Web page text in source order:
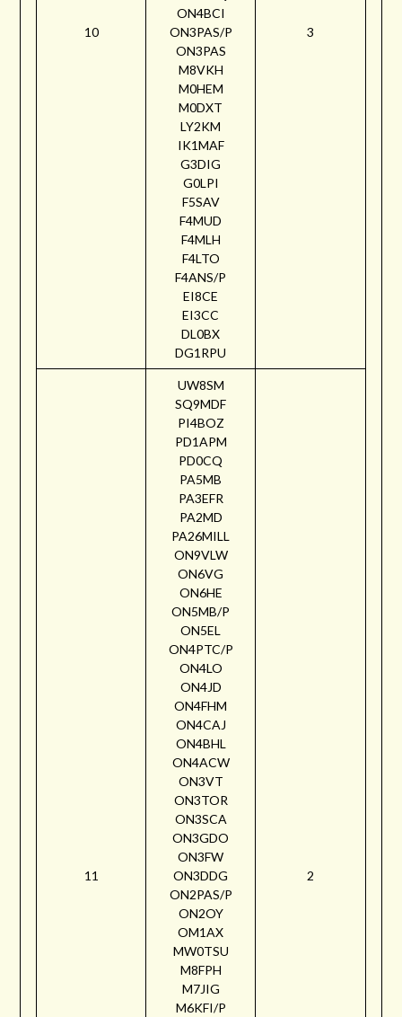
10
ON4BCI
ON3PAS/P
ON3PAS
M8VKH
M0HEM
M0DXT
LY2KM
IK1MAF
G3DIG
G0LPI
F5SAV
F4MUD
F4MLH
F4LTO
F4ANS/P
EI8CE
EI3CC
DL0BX
DG1RPU
3
11
UW8SM
SQ9MDF
PI4BOZ
PD1APM
PD0CQ
PA5MB
PA3EFR
PA2MD
PA26MILL
ON9VLW
ON6VG
ON6HE
ON5MB/P
ON5EL
ON4PTC/P
ON4LO
ON4JD
ON4FHM
ON4CAJ
ON4BHL
ON4ACW
ON3VT
ON3TOR
ON3SCA
ON3GDO
ON3FW
ON3DDG
ON2PAS/P
ON2OY
OM1AX
MW0TSU
M8FPH
M7JIG
M6KFI/P
2